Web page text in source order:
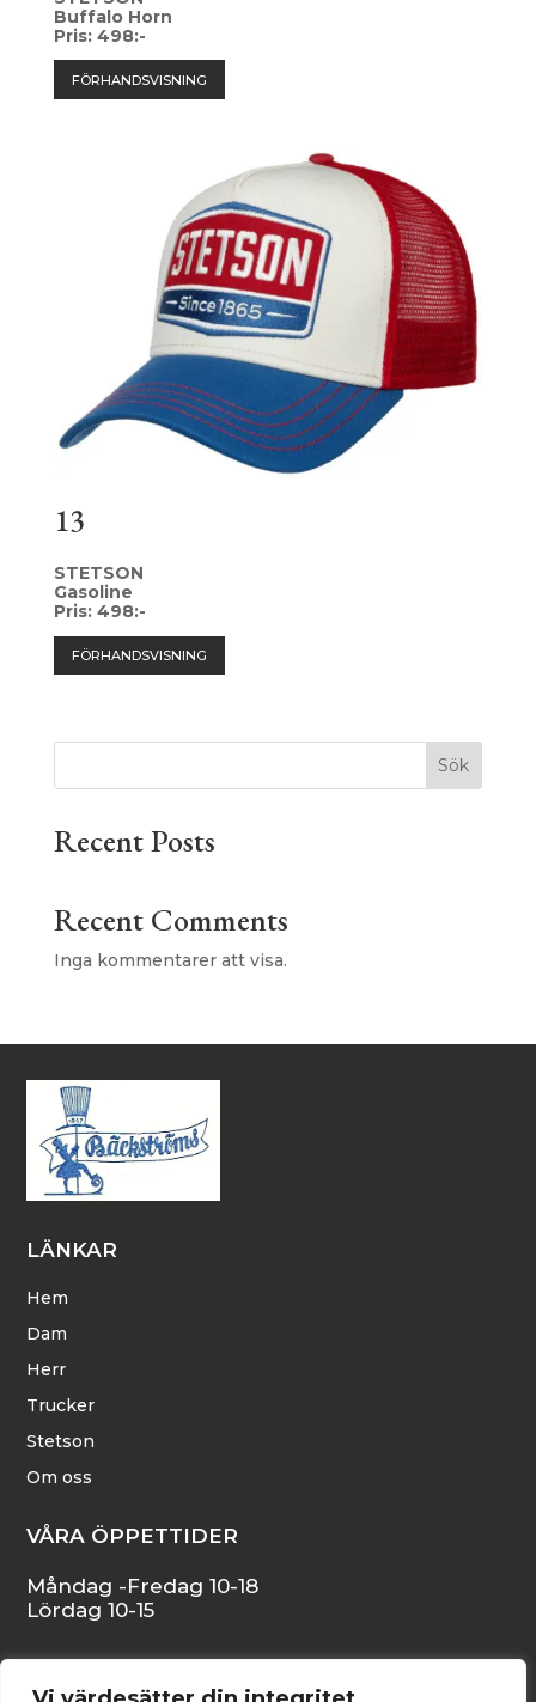
Buffalo Horn
Pris: 498:-
FÖRHANDSVISNING
13
STETSON
Gasoline
Pris: 498:-
FÖRHANDSVISNING
Sök
Recent Posts
Recent Comments
Inga kommentarer att visa.
LÄNKAR
Hem
Dam
Herr
Trucker
Stetson
Om oss
VÅRA ÖPPETTIDER
Måndag -Fredag 10-18
Lördag 10-15